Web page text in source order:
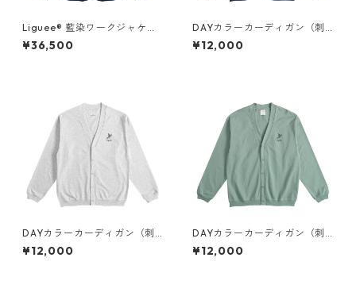
Liguee®️ 藍染ワークジャケッ
ト（花ロゴ刺繍）
¥36,500
DAYカラーカーディガン（刺
繍）
¥12,000
DAYカラーカーディガン（刺
繍）
¥12,000
DAYカラーカーディガン（刺
繍）
¥12,000